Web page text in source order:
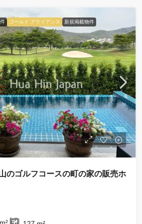
ゴールド アライアンス 新規掲載物件
のゴルフコースの町の家の販売ホ